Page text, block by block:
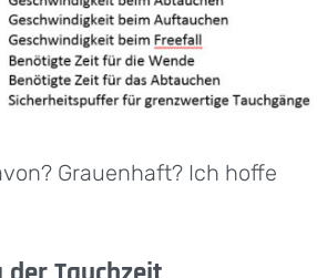
Grauenhaft? Ich hoffe